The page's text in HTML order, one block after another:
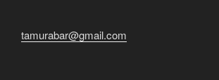
tamurabar@gmail.com